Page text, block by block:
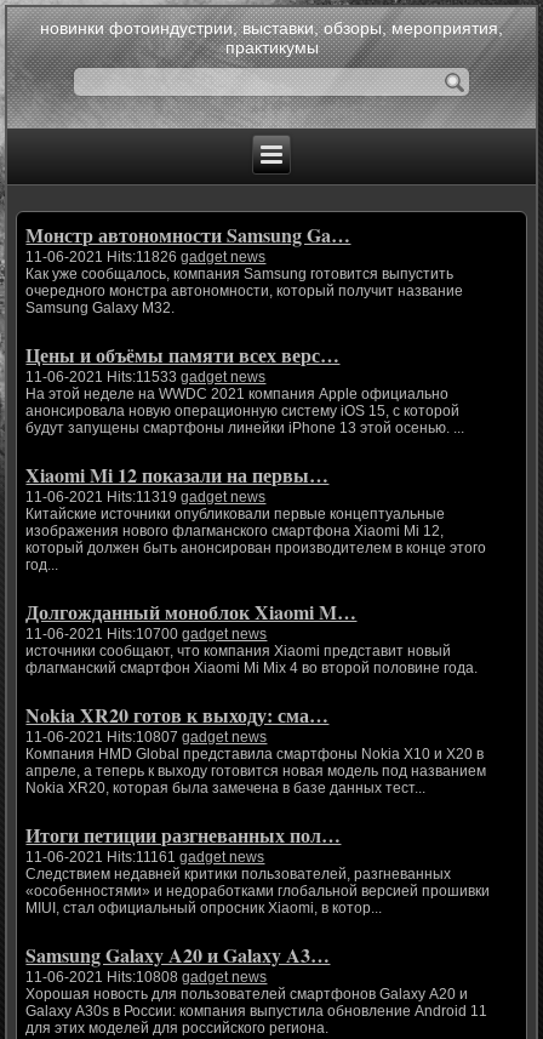
новинки фотоиндустрии, выставки, обзоры, мероприятия,
практикумы
Монстр автономности Samsung Ga…
11-06-2021 Hits:11826gadget news
Как уже сообщалось, компания Samsung готовится выпустить
очередного монстра автономности, который получит название
Samsung Galaxy M32.
Цены и объёмы памяти всех верс…
11-06-2021 Hits:11533gadget news
На этой неделе на WWDC 2021 компания Apple официально
анонсировала новую операционную систему iOS 15, с которой
будут запущены смартфоны линейки iPhone 13 этой осенью. ...
Xiaomi Mi 12 показали на первы…
11-06-2021 Hits:11319gadget news
Китайские источники опубликовали первые концептуальные
изображения нового флагманского смартфона Xiaomi Mi 12,
который должен быть анонсирован производителем в конце этого
год...
Долгожданный моноблок Xiaomi M…
11-06-2021 Hits:10700gadget news
источники сообщают, что компания Xiaomi представит новый
флагманский смартфон Xiaomi Mi Mix 4 во второй половине года.
Nokia XR20 готов к выходу: сма…
11-06-2021 Hits:10807gadget news
Компания HMD Global представила смартфоны Nokia X10 и X20 в
апреле, а теперь к выходу готовится новая модель под названием
Nokia XR20, которая была замечена в базе данных тест...
Итоги петиции разгневанных пол…
11-06-2021 Hits:11161gadget news
Следствием недавней критики пользователей, разгневанных
«особенностями» и недоработками глобальной версией прошивки
MIUI, стал официальный опросник Xiaomi, в котор...
Samsung Galaxy A20 и Galaxy A3…
11-06-2021 Hits:10808gadget news
Хорошая новость для пользователей смартфонов Galaxy A20 и
Galaxy A30s в России: компания выпустила обновление Android 11
для этих моделей для российского региона.